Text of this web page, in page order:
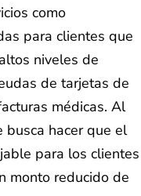
como
para clientes que
niveles de
de tarjetas de
médicas. Al
hacer que el
para los clientes
monto reducido de